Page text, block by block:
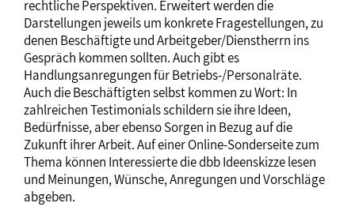
rechtliche Perspektiven. Erweitert werden die
Darstellungen jeweils um konkrete Fragestellungen, zu
denen Beschäftigte und Arbeitgeber/Dienstherrn ins
Gespräch kommen sollten. Auch gibt es
Handlungsanregungen für Betriebs-/Personalräte.
Auch die Beschäftigten selbst kommen zu Wort: In
zahlreichen Testimonials schildern sie ihre Ideen,
Bedürfnisse, aber ebenso Sorgen in Bezug auf die
Zukunft ihrer Arbeit. Auf einer Online-Sonderseite zum
Thema können Interessierte die dbb Ideenskizze lesen
und Meinungen, Wünsche, Anregungen und Vorschläge
abgeben.